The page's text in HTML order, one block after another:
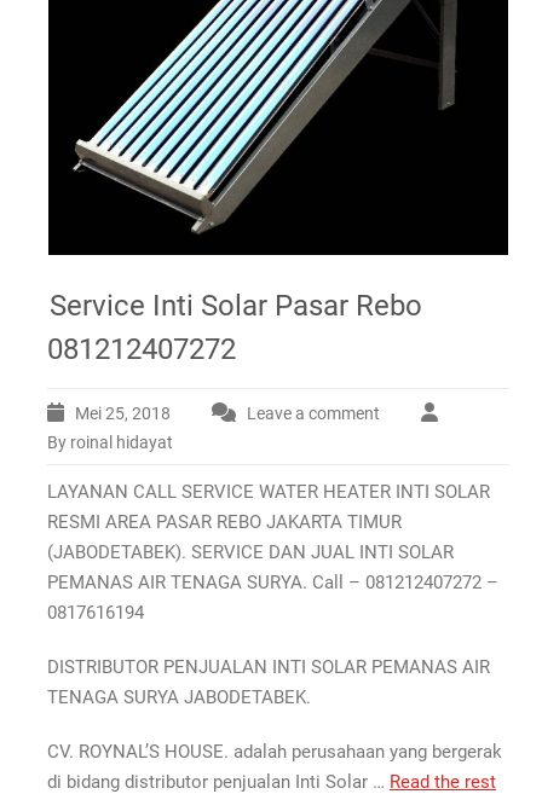
Service Inti Solar Pasar Rebo
081212407272
Mei 25, 2018
Leave a comment
By roinal hidayat
LAYANAN CALL SERVICE WATER HEATER INTI SOLAR
RESMI AREA PASAR REBO JAKARTA TIMUR
(JABODETABEK). SERVICE DAN JUAL INTI SOLAR
PEMANAS AIR TENAGA SURYA. Call – 081212407272 –
0817616194
DISTRIBUTOR PENJUALAN INTI SOLAR PEMANAS AIR
TENAGA SURYA JABODETABEK.
CV. ROYNAL’S HOUSE. adalah perusahaan yang bergerak
di bidang distributor penjualan Inti Solar … Read the rest